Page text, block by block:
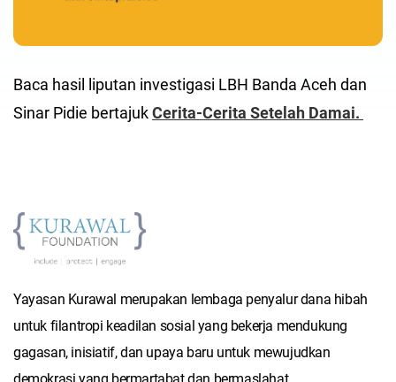
Baca hasil liputan investigasi LBH Banda Aceh dan
Sinar Pidie bertajukCerita-Cerita Setelah Damai.
Yayasan Kurawal merupakan lembaga penyalur dana hibah
untuk filantropi keadilan sosial yang bekerja mendukung
gagasan, inisiatif, dan upaya baru untuk mewujudkan